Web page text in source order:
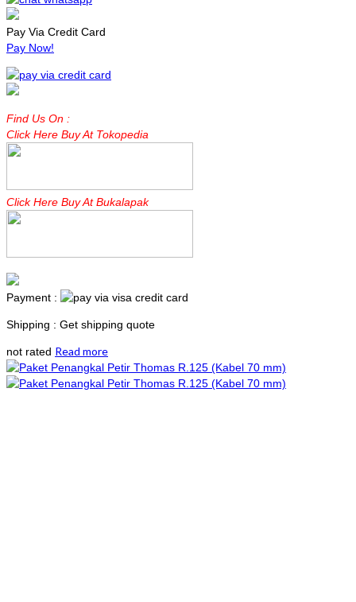
Pay Via Credit Card
Pay Now!
Find Us On :
Click Here Buy At Tokopedia
Click Here Buy At Bukalapak
Payment :
Shipping : Get shipping quote
not rated Read more